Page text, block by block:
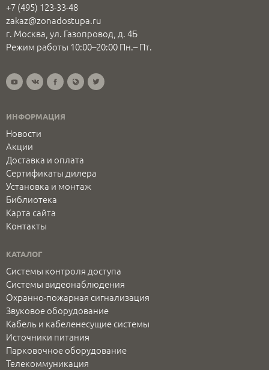
+7 (495) 123-33-48
zakaz@zonadostupa.ru
г. Москва, ул. Газопровод, д. 4Б
Режим работы 10:00–20:00 Пн.– Пт.
ИНФОРМАЦИЯ
Новости
Акции
Доставка и оплата
Сертификаты дилера
Установка и монтаж
Библиотека
Карта сайта
Контакты
КАТАЛОГ
Системы контроля доступа
Системы видеонаблюдения
Охранно-пожарная сигнализация
Звуковое оборудование
Кабель и кабеленесущие системы
Источники питания
Парковочное оборудование
Телекоммуникация